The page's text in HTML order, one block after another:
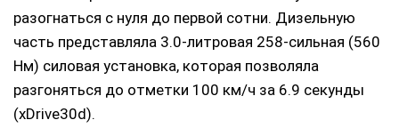
разогнаться с нуля до первой сотни. Дизельную
часть представляла 3.0-литровая 258-сильная (560
Нм) силовая установка, которая позволяла
разгоняться до отметки 100 км/ч за 6.9 секунды
(xDrive30d).